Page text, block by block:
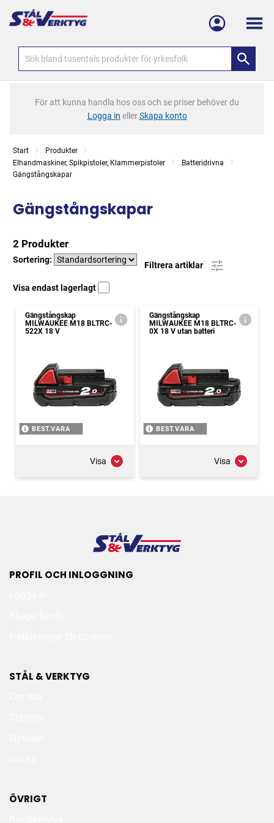
Meny
För att kunna handla hos oss och se priser behöver du
Logga in ellerSkapa konto
Start
Produkter
Elhandmaskiner, Spikpistoler, Klammerpistoler
Batteridrivna
Gängstångskapar
Gängstångskapar
2 Produkter
Sortering:
Filtrera artiklar
Visa endast lagerlagt
Gängstångskap
MILWAUKEE M18 BLTRC-
522X 18 V
BEST.VARA
Visa
Gängstångskap
MILWAUKEE M18 BLTRC-
0X 18 V utan batteri
BEST.VARA
Visa
PROFIL OCH INLOGGNING
STÅL & VERKTYG
ÖVRIGT